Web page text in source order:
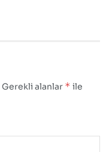
Gerekli alanlar * ile